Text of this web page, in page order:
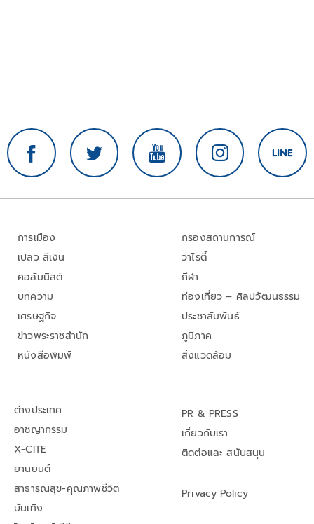
การเมือง
เปลว สีเงิน
คอลัมนิสต์
บทความ
เศรษฐกิจ
ข่าวพระราชสำนัก
หนังสือพิมพ์
กรองสถานการณ์
วาไรตี้
กีฬา
ท่องเที่ยว – ศิลปวัฒนธรรม
ประชาสัมพันธ์
ภูมิภาค
สิ่งแวดล้อม
ต่างประเทศ
อาชญากรรม
X-CITE
ยานยนต์
สาธารณสุข-คุณภาพชีวิต
บันเทิง
PR & PRESS
เกี่ยวกับเรา
ติดต่อและ สนับสนุน
Privacy Policy